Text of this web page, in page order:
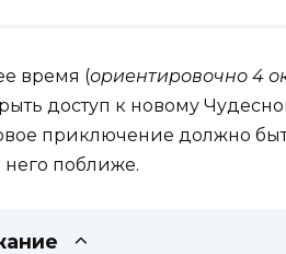
время (ориентировочно 4
доступ к новому
приключение должно
него поближе.